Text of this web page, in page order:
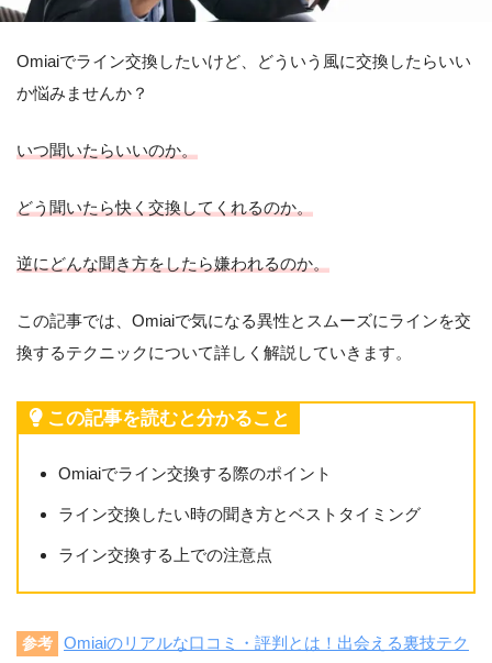
Omiaiでライン交換したいけど、どういう風に交換したらいい
か悩みませんか？
いつ聞いたらいいのか。
どう聞いたら快く交換してくれるのか。
逆にどんな聞き方をしたら嫌われるのか。
この記事では、Omiaiで気になる異性とスムーズにラインを交
換するテクニックについて詳しく解説していきます。
この記事を読むと分かること
Omiaiでライン交換する際のポイント
ライン交換したい時の聞き方とベストタイミング
ライン交換する上での注意点
参考
Omiaiのリアルな口コミ・評判とは！出会える裏技テク